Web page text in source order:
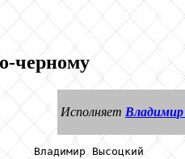
черному
Исполняет
Владимир Высоцкий